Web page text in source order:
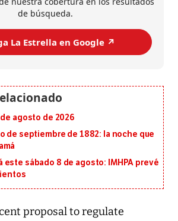
de búsqueda.
La Estrella en Google ↗️
agosto de 2026
de septiembre de 1882: la noche que
este sábado 8 de agosto: IMHPA prevé
proposal to regulate